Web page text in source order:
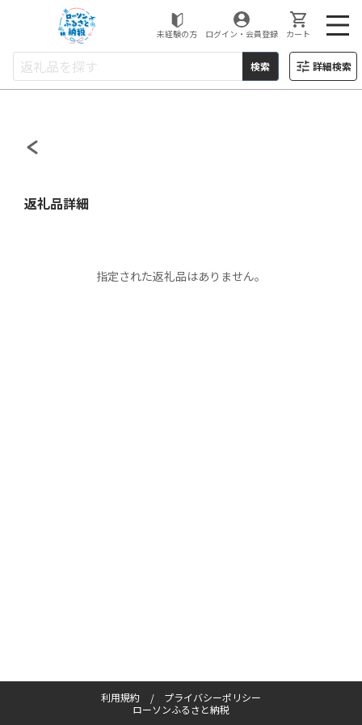
ローソンふるさと納税
未経験の方 ログイン・会員登録 カート
検索 詳細検索
返礼品詳細
指定された返礼品はありません。
利用規約
プライバシーポリシー
ローソンふるさと納税